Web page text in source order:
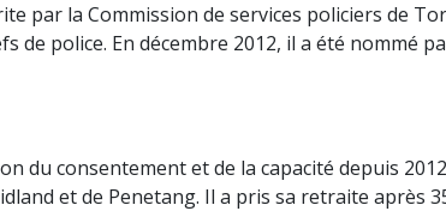
par la Commission de services policiers de
de police. En décembre 2012, il a été nommé
du consentement et de la capacité depuis
et de Penetang. Il a pris sa retraite après